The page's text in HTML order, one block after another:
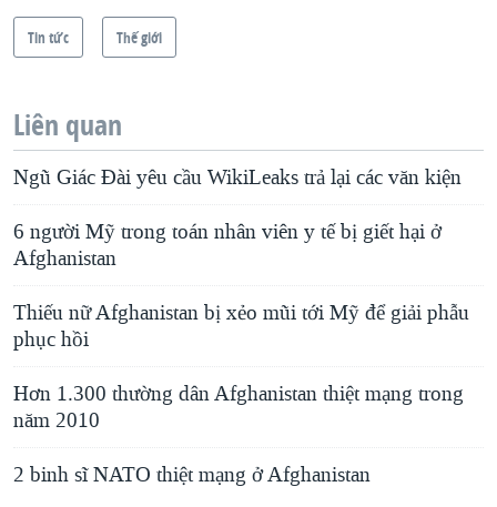
Tin tức Thế giới
Liên quan
Ngũ Giác Đài yêu cầu WikiLeaks trả lại các văn kiện
6 người Mỹ trong toán nhân viên y tế bị giết hại ở
Afghanistan
Thiếu nữ Afghanistan bị xẻo mũi tới Mỹ để giải phẫu
phục hồi
Hơn 1.300 thường dân Afghanistan thiệt mạng trong
năm 2010
2 binh sĩ NATO thiệt mạng ở Afghanistan